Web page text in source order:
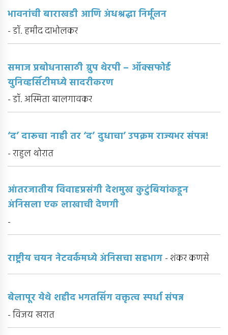
भावनांची बाराखडी आणि अंधश्रद्धा निर्मूलन
- डॉ. हमीद दाभोलकर
समाज प्रबोधनासाठी ग्रुप थेरपी – ऑक्सफोर्ड
युनिव्हर्सिटीमध्ये सादरीकरण
- डॉ. अस्मिता बालगावकर
‘द’ दारूचा नाही तर ‘द’ दुधाचा’ उपक्रम राज्यभर संपन्न!
- राहुल थोरात
आंतरजातीय विवाहप्रसंगी देशमुख कुटुंबियांकडून
अंनिसला एक लाखाची देणगी
-
राष्ट्रीय चयन नेटवर्कमध्ये अंनिसचा सहभाग - शंकर कणसे
बेलापूर येथे शहीद भगतसिंग वक्तृत्व स्पर्धा संपन्न
- विजय खरात